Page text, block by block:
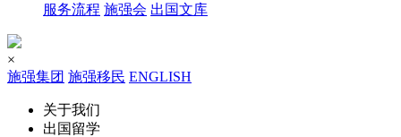
服务流程 施强会 出国文库
×
施强集团 施强移民 ENGLISH
关于我们
出国留学